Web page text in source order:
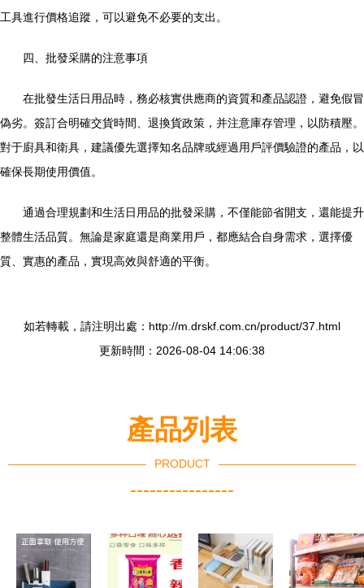
工具進行價格追蹤，可以避免不必要的支出。
四、批發采購的注意事項
在批發生活日用品時，務必核實供應商的資質和產品認證，避免假冒
偽劣。簽訂合明確交貨時間、退換貨政策，并注意庫存管理，以防積壓。
對于廚具和衛具，建議優先選擇知名品牌或經過用戶評價驗證的產品，以
確保長期使用價值。
通過合理規劃和生活日用品的批發采購，不僅能節省開支，還能提升
整體生活品質。無論是家庭還是商業用戶，都應結合自身需求，選擇優
質、實惠的產品，實現高效與舒適的平衡。
如若轉載，請注明出處：http://m.drskf.com.cn/product/37.html
更新時間：2026-08-04 14:06:38
產品列表
PRODUCT
----------------